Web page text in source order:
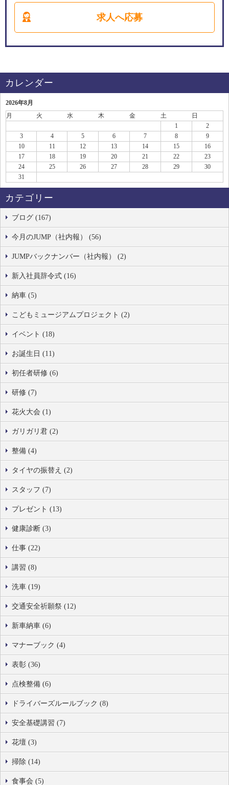
求人へ応募
カレンダー
2026年8月
月
火 水 木 金 土
日
1
2
3
4 5 6 7 8
9
10
11 12 13 14 15
16
17
18 19 20 21 22
23
24
25 26 27 28 29
30
31
カテゴリー
ブログ (167)
今月のJUMP（社内報） (56)
JUMPバックナンバー（社内報） (2)
新入社員辞令式 (16)
納車 (5)
こどもミュージアムプロジェクト (2)
イベント (18)
お誕生日 (11)
初任者研修 (6)
研修 (7)
花火大会 (1)
ガリガリ君 (2)
整備 (4)
タイヤの振替え (2)
スタッフ (7)
プレゼント (13)
健康診断 (3)
仕事 (22)
講習 (8)
洗車 (19)
交通安全祈願祭 (12)
新車納車 (6)
マナーブック (4)
表彰 (36)
点検整備 (6)
ドライバーズルールブック (8)
安全基礎講習 (7)
花壇 (3)
掃除 (14)
食事会 (5)